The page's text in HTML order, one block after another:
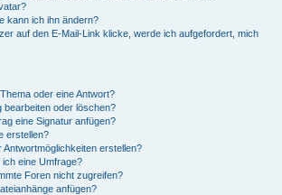
kann ich ihn ändern?
auf den E-Mail-Link klicke, werde ich aufgefordert, mich
oder eine Antwort?
bearbeiten oder löschen?
eine Signatur anfügen?
erstellen?
erstellen?
eine Umfrage?
Foren nicht zugreifen?
anfügen?